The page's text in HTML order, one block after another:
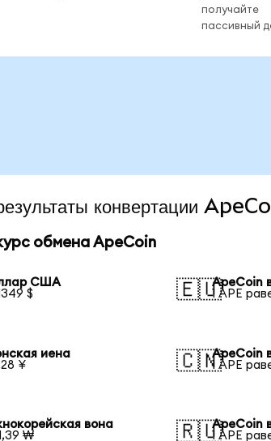
получайте
пассивный
конвертации
обмена ApeCoin
США
$
🇪🇺ApeCoin
1 APE
иена
¥
🇨🇳ApeCoin
1 APE
вона
₩
🇷🇺ApeCoin
1 APE